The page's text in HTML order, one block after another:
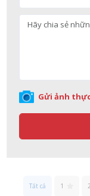
Gửi ảnh
Tất cả 1 2
Nhật Bản lọ 5ml
08/08/2026
Nhật Bản lọ 5ml